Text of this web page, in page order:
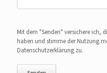
Mit dem "Senden" versichere ich,
haben und stimme der Nutzung
Datenschutzerklärung zu.